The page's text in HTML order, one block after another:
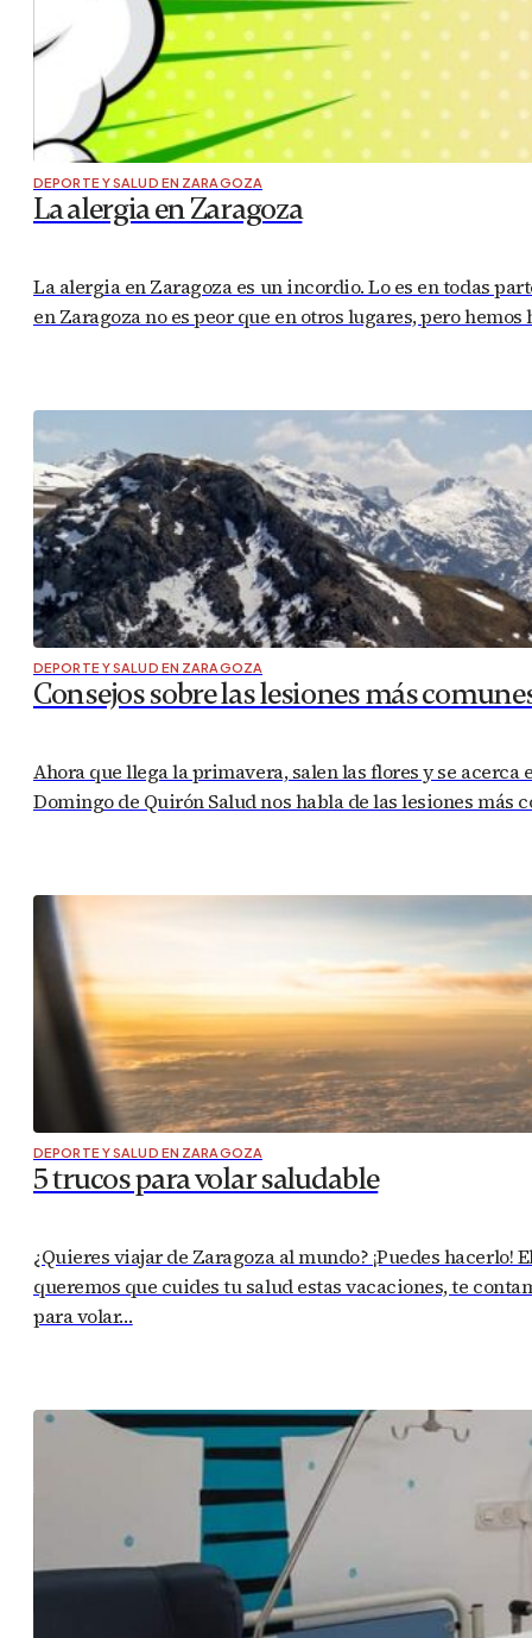
DEPORTE Y SALUD EN ZARAGOZA
La alergia en Zaragoza
La alergia en Zaragoza es un incordio. Lo es en todas
en Zaragoza no es peor que en otros lugares, pero
DEPORTE Y SALUD EN ZARAGOZA
Consejos sobre las lesiones más
Ahora que llega la primavera, salen las flores y se
Domingo de Quirón Salud nos habla de las lesiones
DEPORTE Y SALUD EN ZARAGOZA
5 trucos para volar saludable
¿Quieres viajar de Zaragoza al mundo? ¡Puedes
queremos que cuides tu salud estas vacaciones, te
para volar…